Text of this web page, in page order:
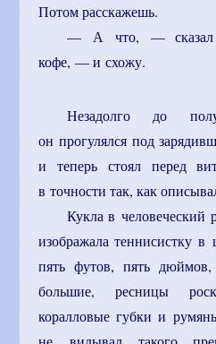
Потом расскажешь.
— А что, — сказал
кофе, — и схожу.
Незадолго до
он прогулялся под
и теперь стоял перед
в точности так, как
Кукла в человеческий
изображала теннисистку в
пять футов, пять
большие, ресницы
коралловые губки и